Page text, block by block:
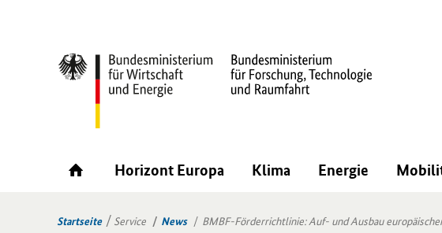
Horizont Europa Klima Energie
Startseite Service News
BMBF-Förderrichtlinie: Auf- und Ausbau